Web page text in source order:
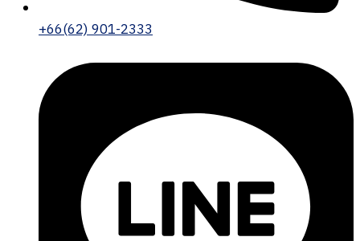
+66(62) 901-2333